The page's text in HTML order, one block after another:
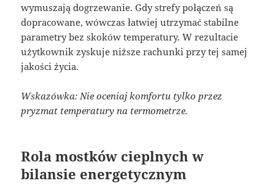
wymuszają dogrzewanie. Gdy strefy połączeń są
dopracowane, wówczas łatwiej utrzymać stabilne
parametry bez skoków temperatury. W rezultacie
użytkownik zyskuje niższe rachunki przy tej samej
jakości życia.
Wskazówka: Nie oceniaj komfortu tylko przez
pryzmat temperatury na termometrze.
Rola mostków cieplnych w
bilansie energetycznym